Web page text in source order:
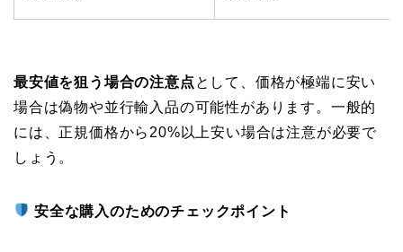
最安値を狙う場合の注意点 として、価格が極端に安い
場合は偽物や並行輸入品の可能性があります。一般的
には、正規価格から20%以上安い場合は注意が必要で
しょう。
安全な購入のためのチェックポイント